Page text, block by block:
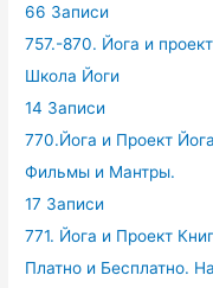
66 Записи
757.-870. Йога и
Школа Йоги
14 Записи
770.Йога и Проект
Фильмы и Мантры.
17 Записи
771. Йога и Проект
Платно и Бесплатно.